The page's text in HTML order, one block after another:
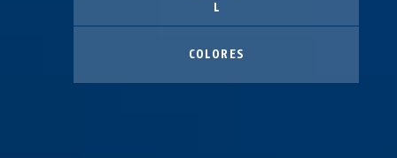
L
COLORES